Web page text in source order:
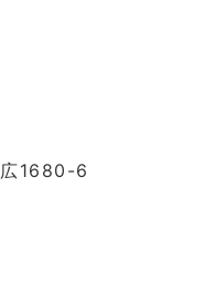
1680-6